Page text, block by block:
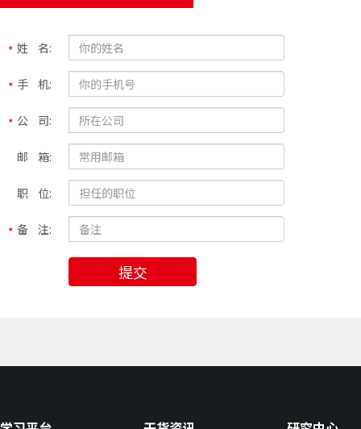
姓 名:
手 机:
公 司:
邮 箱:
职 位:
备 注:
提交